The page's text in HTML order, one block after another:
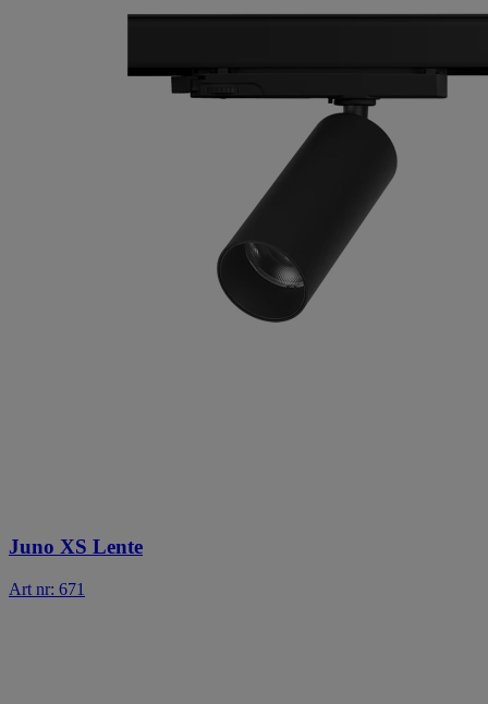
Juno XS Lente
Art nr: 671